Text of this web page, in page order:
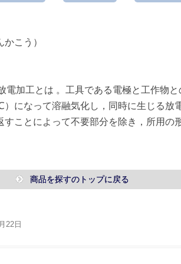
こう）
電加工とは 。工具である電極と工作物
になって溶融気化し，同時に生じる放
ことによって不要部分を除き，所用の
商品を探すのトップに戻る
22日